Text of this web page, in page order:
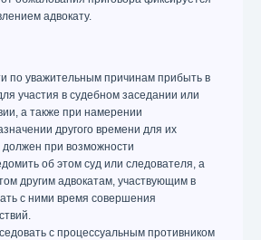
адвокату.
по уважительным причинам прибыть в
участия в судебном заседании или
а также при намерении
другого времени для их
должен при возможности
об этом суд или следователя, а
другим адвокатам, участвующим в
с ними время совершения
с процессуальным противником